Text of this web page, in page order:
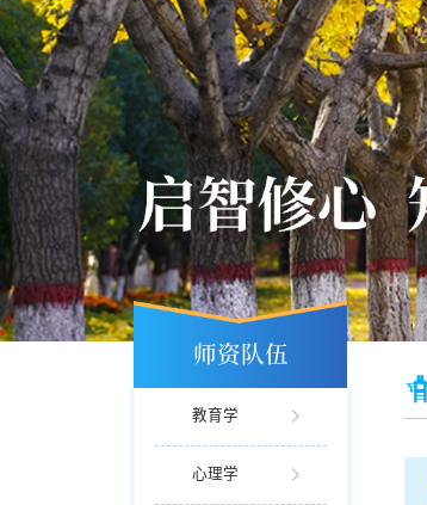
师资队伍
教育学
心理学